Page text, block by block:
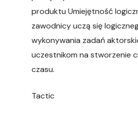
produktu Umiejętność
zawodnicy uczą się
wykonywania zadań
uczestnikom na stworzenie
czasu.
Tactic